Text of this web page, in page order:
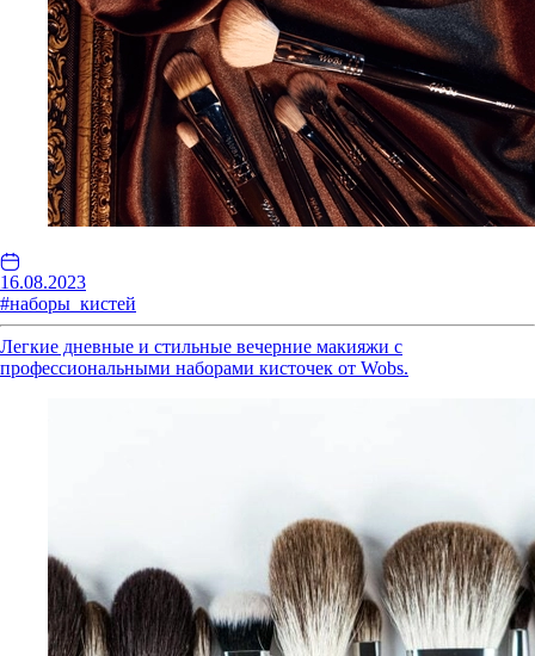
16.08.2023
#наборы_кистей
Легкие дневные и стильные вечерние макияжи с
профессиональными наборами кисточек от Wobs.